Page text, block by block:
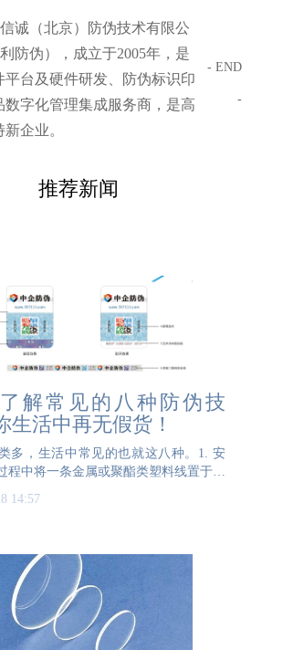
信诚（北京）防伪技术有限公
防伪），成立于2005年，是
台及硬件研发、防伪标识印
字化管理集成服务商，是高
企业。
- END
-
推荐新闻
解常见的八种防伪技
生活中再无假货！
多，生活中常见的也就这八种。1. 安
程中将一条金属或聚酯类塑料线置于纸
线上可以拥有字母和文字，企业可以根
文字和图案。安全线是采用特殊的造纸
14:57